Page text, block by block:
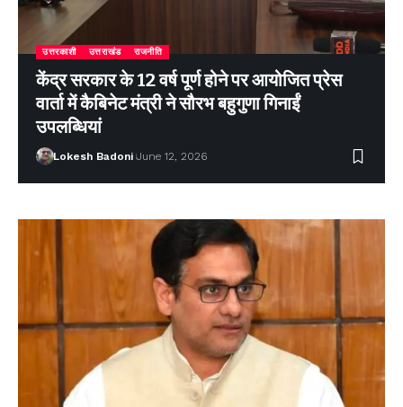
उत्तरकाशी उत्तराखंड राजनीति
केंद्र सरकार के 12 वर्ष पूर्ण होने पर आयोजित प्रेस
वार्ता में कैबिनेट मंत्री ने सौरभ बहुगुणा गिनाईं
उपलब्धियां
Lokesh Badoni June 12, 2026